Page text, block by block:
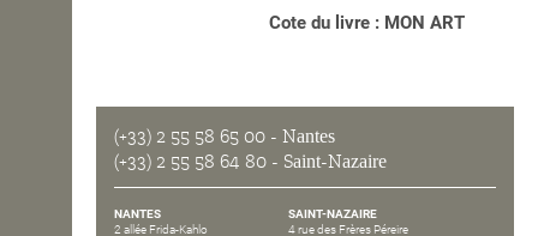
Cote du livre : MON ART
(+33) 2 55 58 65 00 - Nantes
(+33) 2 55 58 64 80 - Saint-Nazaire
NANTES
2 allée Frida-Kahlo
SAINT-NAZAIRE
4 rue des Frères Péreire